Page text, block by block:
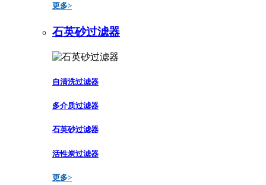
更多>
石英砂过滤器
自清洗过滤器
多介质过滤器
石英砂过滤器
活性炭过滤器
更多>